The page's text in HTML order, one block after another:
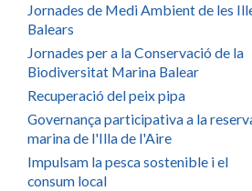
Jornades de Medi Ambient de les
Balears
Jornades per a la Conservació de la
Biodiversitat Marina Balear
Recuperació del peix pipa
Governança participativa a la
marina de l'Illa de l'Aire
Impulsam la pesca sostenible i el
consum local